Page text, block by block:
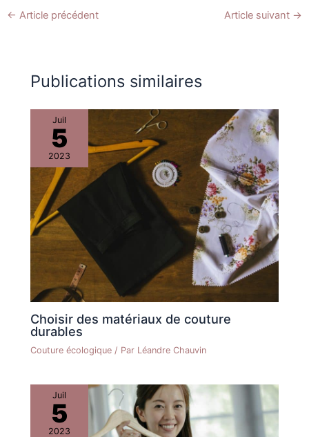
← Article précédent Article suivant →
Publications similaires
Juil
5
2023
Choisir des matériaux de couture
durables
Couture écologique / Par Léandre Chauvin
Juil
5
2023